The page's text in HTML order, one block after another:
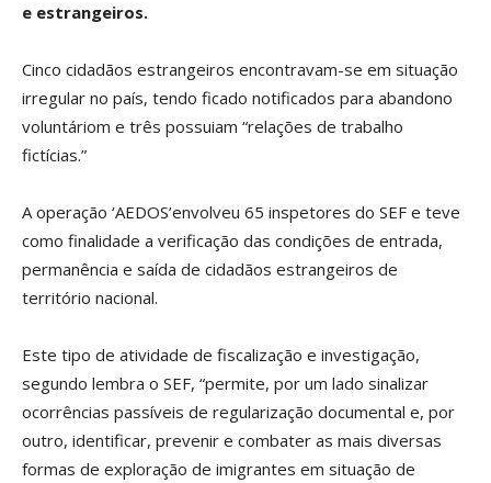
e estrangeiros.
Cinco cidadãos estrangeiros encontravam-se em situação
irregular no país, tendo ficado notificados para abandono
voluntáriom e três possuiam “relações de trabalho
fictícias.”
A operação ‘AEDOS’envolveu 65 inspetores do SEF e teve
como finalidade a verificação das condições de entrada,
permanência e saída de cidadãos estrangeiros de
território nacional.
Este tipo de atividade de fiscalização e investigação,
segundo lembra o SEF, “permite, por um lado sinalizar
ocorrências passíveis de regularização documental e, por
outro, identificar, prevenir e combater as mais diversas
formas de exploração de imigrantes em situação de